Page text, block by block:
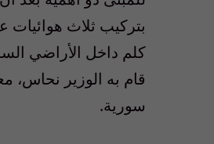
كلم داخل الأراضي
قام به الوزير نحاس،
سورية.